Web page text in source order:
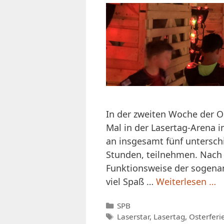
In der zweiten Woche der
Mal in der Lasertag-Arena
an insgesamt fünf
Stunden, teilnehmen.
Funktionsweise der
viel Spaß … Weiterlesen …
Kategorien
SPB
Schlagwörter
Laserstar, Lasertag,